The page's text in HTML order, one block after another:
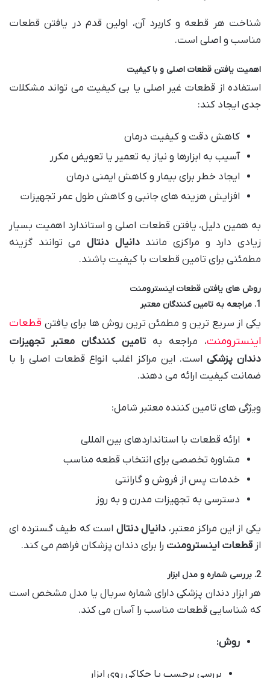
شناخت هر قطعه و کاربرد آن، اولین قدم در یافتن قطعات
مناسب و اصلی است.
اهمیت یافتن قطعات اصلی و با کیفیت
استفاده از قطعات غیر اصلی یا بی کیفیت می تواند مشکلات
جدی ایجاد کند:
کاهش دقت و کیفیت درمان
آسیب به ابزارها و نیاز به تعمیر یا تعویض مکرر
ایجاد خطر برای بیمار و کاهش ایمنی درمان
افزایش هزینه های جانبی و کاهش طول عمر تجهیزات
به همین دلیل، یافتن قطعات اصلی و استاندارد اهمیت بسیار
زیادی دارد و مراکزی ماننددانیال دنتال می توانند گزینه
مطمئنی برای تامین قطعات با کیفیت باشند.
روش های یافتن قطعات اینسترومنت
1. مراجعه به تامین کنندگان معتبر
یکی از سریع ترین و مطمئن ترین روش ها برای یافتن قطعات
اینسترومنت، مراجعه به تامین کنندگان معتبر تجهیزات
دندان پزشکی است. این مراکز اغلب انواع قطعات اصلی را با
ضمانت کیفیت ارائه می دهند.
ویژگی های تامین کننده معتبر شامل:
ارائه قطعات با استانداردهای بین المللی
مشاوره تخصصی برای انتخاب قطعه مناسب
خدمات پس از فروش و گارانتی
دسترسی به تجهیزات مدرن و به روز
یکی از این مراکز معتبر، دانیال دنتال است که طیف گسترده ای
از قطعات اینسترومنت را برای دندان پزشکان فراهم می کند.
2. بررسی شماره و مدل ابزار
هر ابزار دندان پزشکی دارای شماره سریال یا مدل مشخص است
که شناسایی قطعات مناسب را آسان می کند.
روش:
بررسی برچسب یا حکاکی روی ابزار